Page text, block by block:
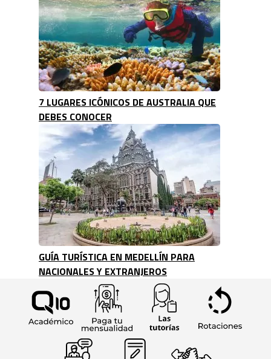
7 LUGARES ICÓNICOS DE AUSTRALIA QUE
DEBES CONOCER
GUÍA TURÍSTICA EN MEDELLÍN PARA
NACIONALES Y EXTRANJEROS